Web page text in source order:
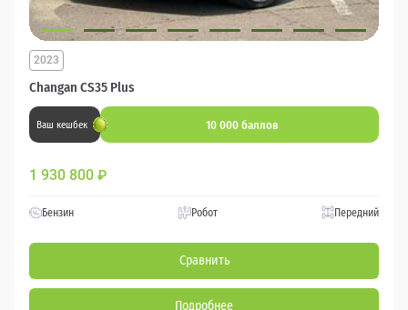
Changan CS35 Plus
2023
Ваш кешбек 10 000 баллов
1 930 800 ₽
Бензин Робот Передний
Сравнить
Подробнее